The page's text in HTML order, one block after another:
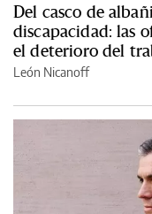
Del casco de
discapacidad: las
el deterioro del
León Nicanoff